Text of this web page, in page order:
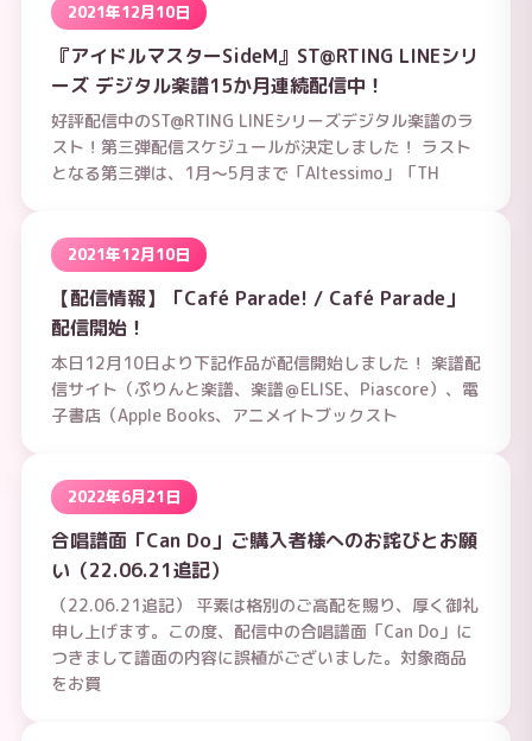
2021年12月10日
『アイドルマスターSideM』ST@RTING LINEシリ
ーズ デジタル楽譜15か月連続配信中！
好評配信中のST@RTING LINEシリーズデジタル楽譜のラ
スト！第三弾配信スケジュールが決定しました！ ラスト
となる第三弾は、1月～5月まで「Altessimo」「TH
2021年12月10日
【配信情報】「Café Parade! / Café Parade」
配信開始！
本日12月10日より下記作品が配信開始しました！ 楽譜配
信サイト（ぷりんと楽譜、楽譜＠ELISE、Piascore）、電
子書店（Apple Books、アニメイトブックスト
2022年6月21日
合唱譜面「Can Do」ご購入者様へのお詫びとお願
い（22.06.21追記）
（22.06.21追記） 平素は格別のご高配を賜り、厚く御礼
申し上げます。この度、配信中の合唱譜面「Can Do」に
つきまして譜面の内容に誤植がございました。対象商品
をお買